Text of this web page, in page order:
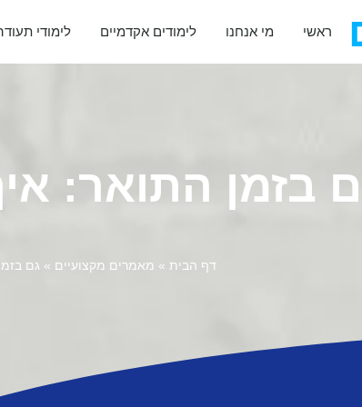
ראשי מי אנחנו לימודים אקדמיים לימודי
בזמן התואר:
דף הבית » מאמרים מקצועיים » גם